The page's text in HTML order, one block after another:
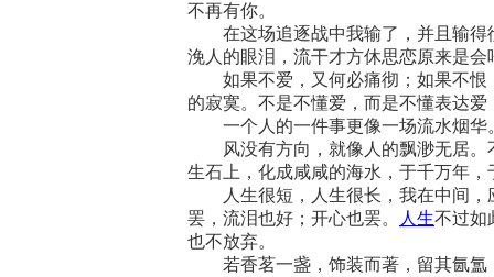
不再有你。
在这场追逐战中我输了，并且输得
浼人的眼泪，流干才方休思恋原来是
如果不爱，又何必痛彻；如果不恨
的寂寞。不是不懂爱，而是不懂表达
一个人的一件事更像一场流水烟华
风没有方向，就像人的飘渺无居。
生石上，化成咸咸的海水，于千万年
人生很短，人生很长，我在中间，
罢，流泪也好；开心也罢。
人生不过如
也不放弃。
若香茗一盏，饰装而著，留其氤氲